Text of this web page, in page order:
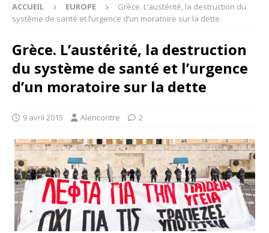
ACCUEIL EUROPE
Grèce. L’austérité, la destruction du
système de santé et l’urgence d’un moratoire sur la dette
Grèce. L’austérité, la destruction
du système de santé et l’urgence
d’un moratoire sur la dette
9 avril 2015 Alencontre 2